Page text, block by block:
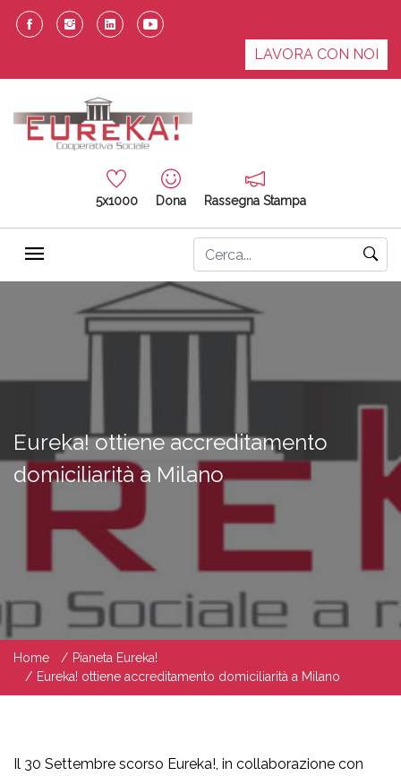
LAVORA CON NOI
5x1000 Dona Rassegna Stampa
Eureka! ottiene accreditamento
domiciliarità a Milano
Home
Pianeta Eureka!
Eureka! ottiene accreditamento domiciliarità a Milano
Il 30 Settembre scorso Eureka!, in collaborazione con